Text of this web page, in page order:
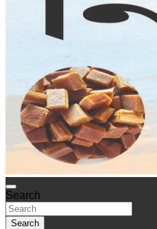
Search
Search